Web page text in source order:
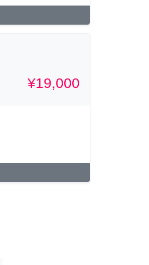
¥19,000